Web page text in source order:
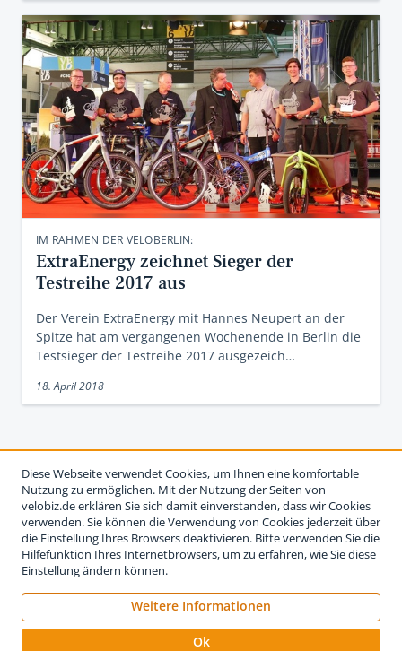
IM RAHMEN DER VELOBERLIN:
ExtraEnergy zeichnet Sieger der
Testreihe 2017 aus
Der Verein ExtraEnergy mit Hannes Neupert an der
Spitze hat am vergangenen Wochenende in Berlin die
Testsieger der Testreihe 2017 ausgezeich…
18. April 2018
Diese Webseite verwendet Cookies, um Ihnen eine komfortable
Nutzung zu ermöglichen. Mit der Nutzung der Seiten von
velobiz.de erklären Sie sich damit einverstanden, dass wir Cookies
verwenden. Sie können die Verwendung von Cookies jederzeit über
die Einstellung Ihres Browsers deaktivieren. Bitte verwenden Sie die
Hilfefunktion Ihres Internetbrowsers, um zu erfahren, wie Sie diese
Einstellung ändern können.
Weitere Informationen
Ok
Impressum Nutzungsbedingungen
Datenschutzerklärung
Werben auf velobiz.de